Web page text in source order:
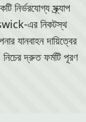
স্ক্র্যাপ
এর নিকটস্থ
যানবাহন দায়িত্বের
দ্রুত ফর্মটি পূরণ